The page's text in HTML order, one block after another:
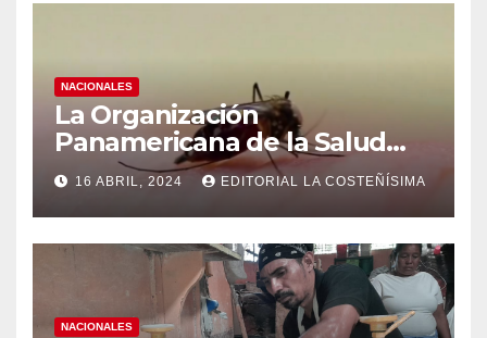
NACIONALES
La Organización
Panamericana de la Salud
(OPS), recomienda reforzar
medidas ante el aumento de
casos de dengue
16 ABRIL, 2024 EDITORIAL LA COSTEÑÍSIMA
NACIONALES